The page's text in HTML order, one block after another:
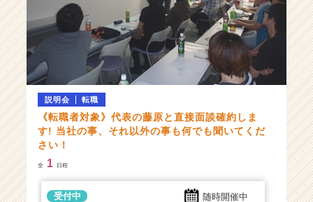
ら
ス
カ
ウ
ト
届
く
説明会 転職
《転職者対象》代表の藤原と直接面談確約しま
す! 当社の事、それ以外の事も何でも聞いてくだ
さい！
全 1 日程
随時開催中
受付中